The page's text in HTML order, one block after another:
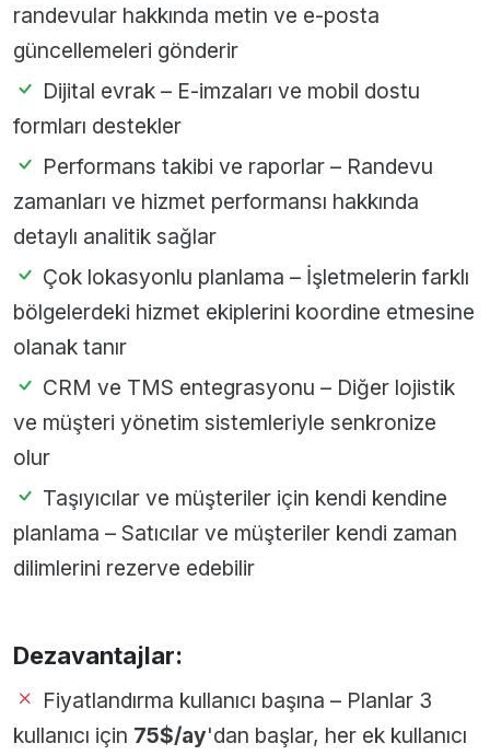
randevular hakkında metin ve e-posta
güncellemeleri gönderir
Dijital evrak – E-imzaları ve mobil dostu
formları destekler
Performans takibi ve raporlar – Randevu
zamanları ve hizmet performansı hakkında
detaylı analitik sağlar
Çok lokasyonlu planlama – İşletmelerin farklı
bölgelerdeki hizmet ekiplerini koordine etmesine
olanak tanır
CRM ve TMS entegrasyonu – Diğer lojistik
ve müşteri yönetim sistemleriyle senkronize
olur
Taşıyıcılar ve müşteriler için kendi kendine
planlama – Satıcılar ve müşteriler kendi zaman
dilimlerini rezerve edebilir
Dezavantajlar:
Fiyatlandırma kullanıcı başına – Planlar 3
kullanıcı için 75$/ay'dan başlar, her ek kullanıcı